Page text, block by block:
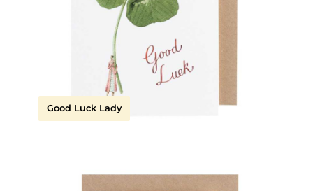
Good Luck Lady